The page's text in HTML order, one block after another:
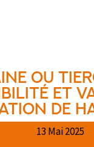
ou
et
de
13 Mai 2025